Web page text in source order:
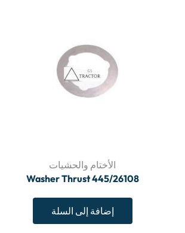
الأختام والحشيات
Washer Thrust 445/26108
إضافة إلى السلة